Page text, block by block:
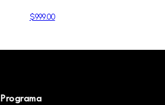
$999.00
Programa